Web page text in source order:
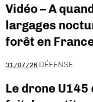
Vidéo – A
largages
forêt en
31/07/26 DÉFENSE
Le drone